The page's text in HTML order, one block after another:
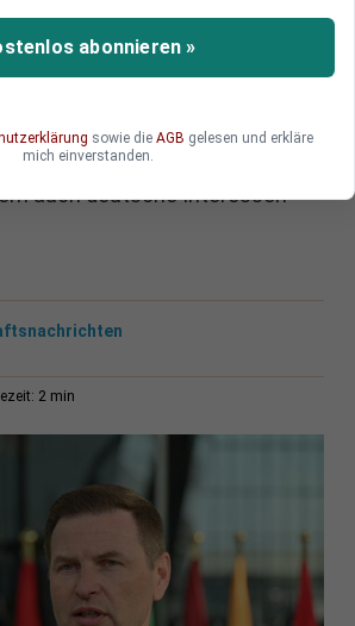
in estnischen Luftraum ein,
Polen Kampfjets für Ämari
Verschiebung in Europa. Die
wird zum sicherheitspolitischen
auch deutsche Interessen
2 min
abonnieren »
sowie die AGB gelesen und erkläre
mich einverstanden.